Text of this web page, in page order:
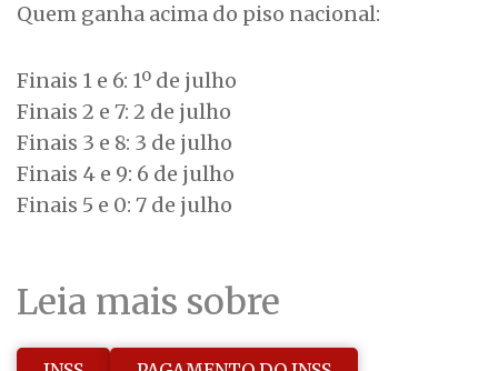
Quem ganha acima do piso nacional:
Finais 1 e 6: 1º de julho
Finais 2 e 7: 2 de julho
Finais 3 e 8: 3 de julho
Finais 4 e 9: 6 de julho
Finais 5 e 0: 7 de julho
Leia mais sobre